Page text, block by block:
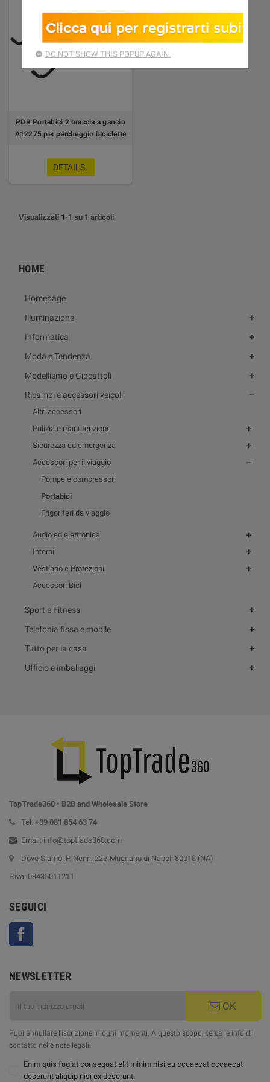
HOME
Homepage
Illuminazione
Informatica
Moda e Tendenza
Modellismo e Giocattoli
Ricambi e accessori veicoli
Altri accessori
Pulizia e manutenzione
Sicurezza ed emergenza
Accessori per il viaggio
Pompe e compressori
Portabici
Frigoriferi da viaggio
Audio ed elettronica
Interni
Vestiario e Protezioni
Accessori Bici
Sport e Fitness
Telefonia fissa e mobile
Tutto per la casa
Ufficio e imballaggi
PDR Portabici 2 braccia a gancio
A12275 per parcheggio biciclette
DETAILS
Visualizzati 1-1 su 1 articoli
TopTrade360 • B2B and Wholesale Store
Tel: +39 081 854 63 74
Email: info@toptrade360.com
Dove Siamo: P. Nenni 22B Mugnano di Napoli 80018 (NA)
P.iva: 08435011211
SEGUICI
NEWSLETTER
OK
Puoi annullare l'iscrizione in ogni momenti. A questo scopo, cerca le info di
contatto nelle note legali.
Enim quis fugiat consequat elit minim nisi eu occaecat occaecat
deserunt aliquip nisi ex deserunt.
DO NOT SHOW THIS POPUP AGAIN.